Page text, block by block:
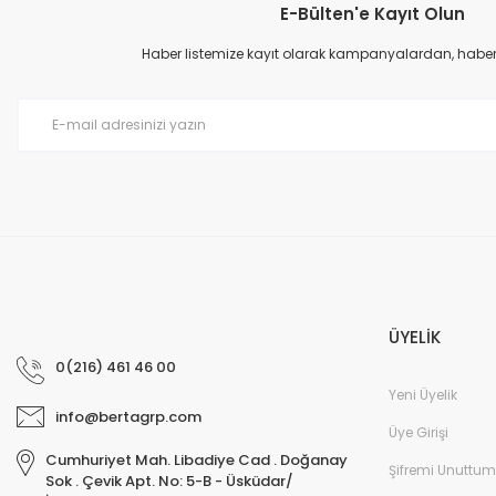
Ürün resmi kalitesiz, bozuk veya görüntülenemiyor.
Ürün açıklamasında eksik bilgiler bulunuyor.
E-Bülten'e Kayıt Olun
Haber listemize kayıt olarak kampanyalardan,
0(216) 461 46 00
info@bertagrp.com
Cumhuriyet Mah. Libadiye Cad . Doğanay
Sok . Çevik Apt. No: 5-B - Üsküdar/
ÜYELİK
Yeni Üyelik
Üye Girişi
Şifremi Unuttum